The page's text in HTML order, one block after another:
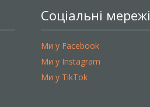
Соціальні мережі
Ми у Facebook
Ми у Instagram
Ми у TikTok